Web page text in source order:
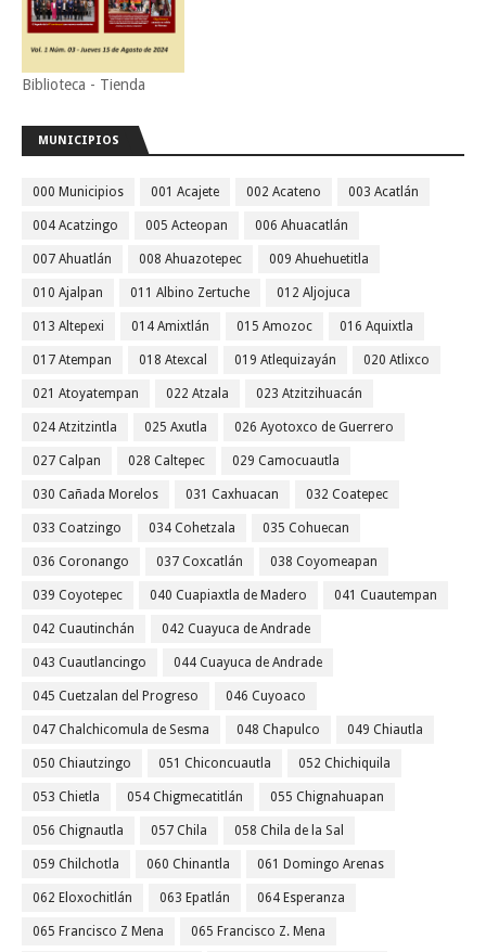
Biblioteca - Tienda
MUNICIPIOS
000 Municipios 001 Acajete 002 Acateno 003 Acatlán
004 Acatzingo 005 Acteopan 006 Ahuacatlán
007 Ahuatlán 008 Ahuazotepec 009 Ahuehuetitla
010 Ajalpan 011 Albino Zertuche 012 Aljojuca
013 Altepexi 014 Amixtlán 015 Amozoc 016 Aquixtla
017 Atempan 018 Atexcal 019 Atlequizayán 020 Atlixco
021 Atoyatempan 022 Atzala 023 Atzitzihuacán
024 Atzitzintla 025 Axutla 026 Ayotoxco de Guerrero
027 Calpan 028 Caltepec 029 Camocuautla
030 Cañada Morelos 031 Caxhuacan 032 Coatepec
033 Coatzingo 034 Cohetzala 035 Cohuecan
036 Coronango 037 Coxcatlán 038 Coyomeapan
039 Coyotepec 040 Cuapiaxtla de Madero 041 Cuautempan
042 Cuautinchán 042 Cuayuca de Andrade
043 Cuautlancingo 044 Cuayuca de Andrade
045 Cuetzalan del Progreso 046 Cuyoaco
047 Chalchicomula de Sesma 048 Chapulco 049 Chiautla
050 Chiautzingo 051 Chiconcuautla 052 Chichiquila
053 Chietla 054 Chigmecatitlán 055 Chignahuapan
056 Chignautla 057 Chila 058 Chila de la Sal
059 Chilchotla 060 Chinantla 061 Domingo Arenas
062 Eloxochitlán 063 Epatlán 064 Esperanza
065 Francisco Z Mena 065 Francisco Z. Mena